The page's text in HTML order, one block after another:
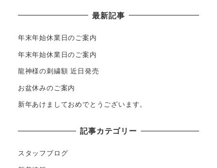
最新記事
年末年始休業日のご案内
年末年始休業日のご案内
龍神様の刺繍額 近日発売
お盆休みのご案内
新年あけましておめでとうございます。
記事カテゴリー
スタッフブログ